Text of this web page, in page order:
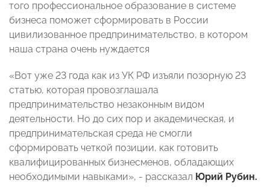
того профессиональное образование в системе
бизнеса поможет сформировать в России
цивилизованное предпринимательство, в котором
наша страна очень нуждается
«Вот уже 23 года как из УК РФ изъяли позорную 23
статью, которая провозглашала
предпринимательство незаконным видом
деятельности. Но до сих пор и академическая, и
предпринимательская среда не смогли
сформировать четкой позиции, как готовить
квалифицированных бизнесменов, обладающих
необходимыми навыками», - рассказал Юрий Рубин.